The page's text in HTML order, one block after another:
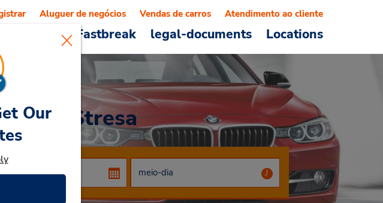
e serviços Fastbreak legal-documents Locations
Aluguer de negócios Vendas de carros Atendimento ao cliente
de Stresa
Our